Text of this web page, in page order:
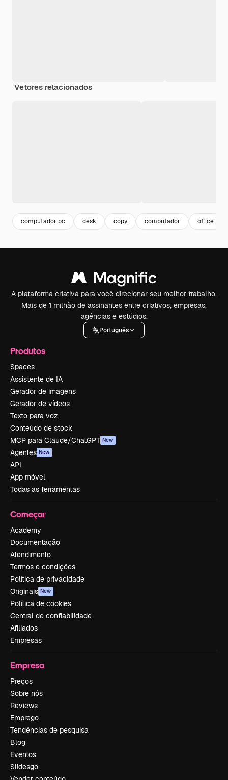
Vetores relacionados
computador pc desk copy computador office
A plataforma criativa para você direcionar seu melhor trabalho.
Mais de 1 milhão de assinantes entre criativos, empresas,
agências e estúdios.
Português
Produtos
Spaces
Assistente de IA
Gerador de imagens
Gerador de vídeos
Texto para voz
Conteúdo de stock
MCP para Claude/ChatGPT New
Agentes New
API
App móvel
Todas as ferramentas
Começar
Academy
Documentação
Atendimento
Termos e condições
Política de privacidade
Originais New
Política de cookies
Central de confiabilidade
Afiliados
Empresas
Empresa
Preços
Sobre nós
Reviews
Emprego
Tendências de pesquisa
Blog
Eventos
Slidesgo